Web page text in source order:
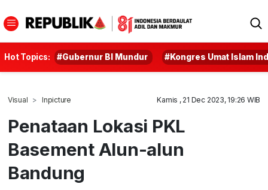
Hot Topics: #Gubernur BI Mundur #Kongres Umat Islam
Visual Inpicture Kamis , 21 Dec 2023, 19:26 WIB
Penataan Lokasi PKL
Basement Alun-alun
Bandung